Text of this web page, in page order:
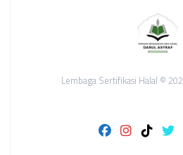
Lembaga Sertifikasi Halal ©